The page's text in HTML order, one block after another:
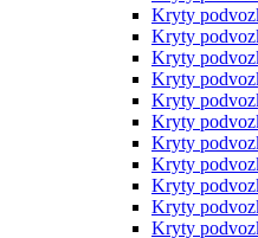
Kryty
Kryty
Kryty
Kryty
Kryty
Kryty
Kryty
Kryty
Kryty
Kryty
Kryty